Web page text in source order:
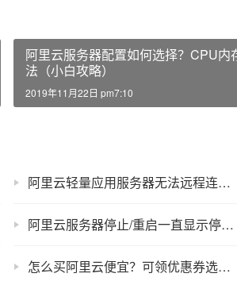
阿里云服务器配置如何选择？CPU内
法（小白攻略）
2019年11月22日 pm7:10
阿里云轻量应用服务器无法远程连接解决方法
阿里云服务器停止/重启一直显示停止中怎么解决？
怎么买阿里云便宜？可领优惠券选择特惠活动下单